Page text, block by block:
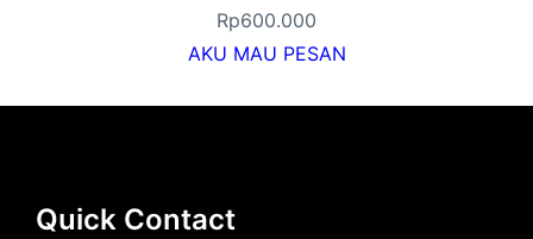
Rp600.000
AKU MAU PESAN
Quick Contact